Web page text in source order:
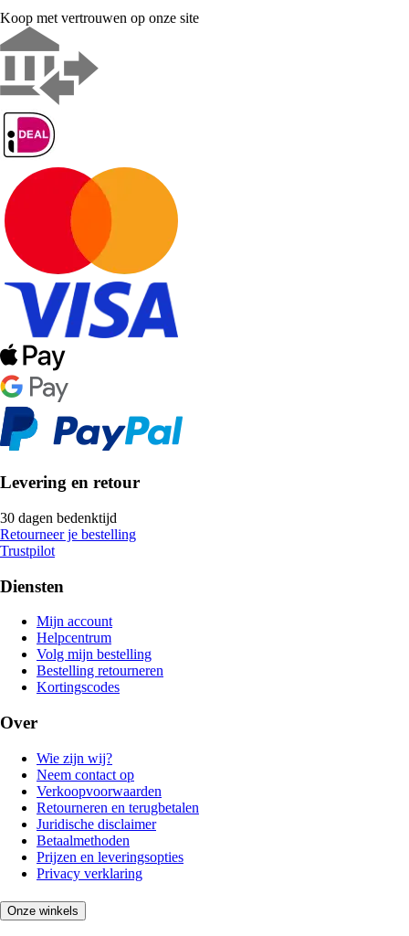
Koop met vertrouwen op onze site
Levering en retour
30 dagen bedenktijd
Retourneer je bestelling
Trustpilot
Diensten
Mijn account
Helpcentrum
Volg mijn bestelling
Bestelling retourneren
Kortingscodes
Over
Wie zijn wij?
Neem contact op
Verkoopvoorwaarden
Retourneren en terugbetalen
Juridische disclaimer
Betaalmethoden
Prijzen en leveringsopties
Privacy verklaring
Onze winkels